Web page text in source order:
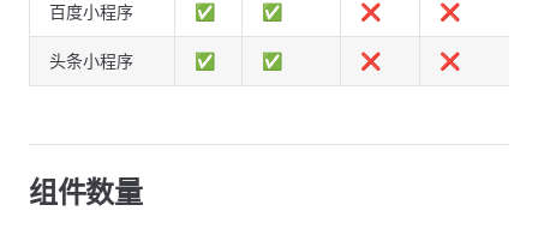
百度小程序 ✅ ✅ ❌ ❌
头条小程序 ✅ ✅ ❌ ❌
组件数量